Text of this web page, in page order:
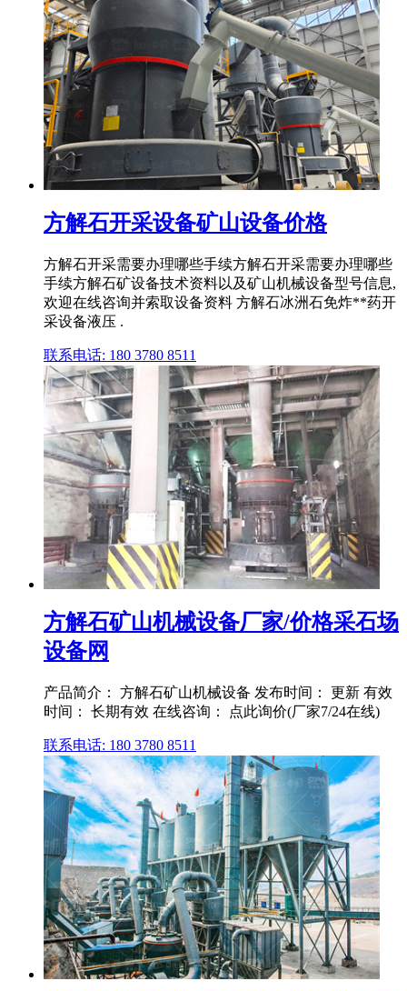
方解石开采设备矿山设备价格
方解石开采需要办理哪些手续方解石开采需要办理哪些
手续方解石矿设备技术资料以及矿山机械设备型号信息,
欢迎在线咨询并索取设备资料 方解石冰洲石免炸**药开
采设备液压 .
联系电话: 180 3780 8511
方解石矿山机械设备厂家/价格采石场
设备网
产品简介： 方解石矿山机械设备 发布时间： 更新 有效
时间： 长期有效 在线咨询： 点此询价(厂家7/24在线)
联系电话: 180 3780 8511